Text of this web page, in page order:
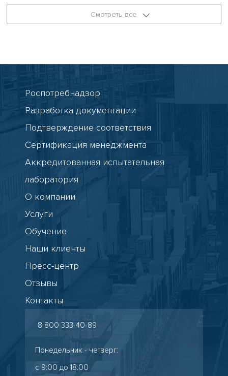
Смотреть все
О компании
Услуги
Обучение
Наши клиенты
Пресс-центр
Отзывы
Контакты
8 800 333-40-89
Понедельник - четверг:
с 9:00 до 18:00
Роспотребнадзор
Разработка документации
Подтверждение соответствия
Сертификация менеджмента
Аккредитованная испытательная
лаборатория